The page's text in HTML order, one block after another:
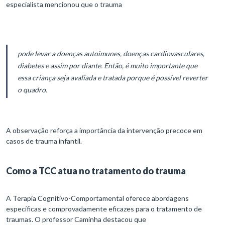
especialista mencionou que o trauma
pode levar a doenças autoimunes, doenças cardiovasculares,
diabetes e assim por diante. Então, é muito importante que
essa criança seja avaliada e tratada porque é possível reverter
o quadro.
A observação reforça a importância da intervenção precoce em
casos de trauma infantil.
Como a TCC atua no tratamento do trauma
A Terapia Cognitivo-Comportamental oferece abordagens
específicas e comprovadamente eficazes para o tratamento de
traumas. O professor Caminha destacou que